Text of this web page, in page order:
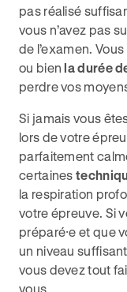
pas réalisé
vous n’avez pas
de l’examen.
ou bienla durée
perdre vos
Si jamais vous
lors de votre
parfaitement
certaines
la respiration
votre épreuve. Si
préparé⸱e et que
un niveau
vous devez tout
vous.